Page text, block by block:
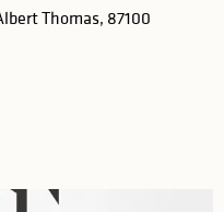
Thomas, 87100